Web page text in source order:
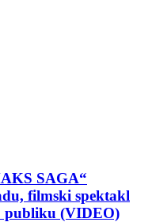
SAGA“
filmski spektakl
publiku (VIDEO)